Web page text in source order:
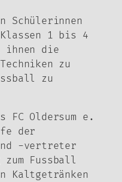
Schülerinnen
1 bis 4
ihnen die
zu
zu
FC Oldersum e.
der
-vertreter
Fussball
Kaltgetränken